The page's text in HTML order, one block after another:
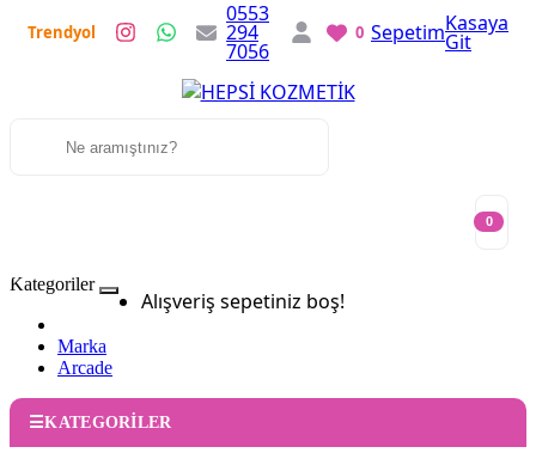
Trendyol
0553
294
7056
0 SepetimKasaya
Git
0
Alışveriş sepetiniz boş!
Kategoriler
Marka
Arcade
KATEGORİLER